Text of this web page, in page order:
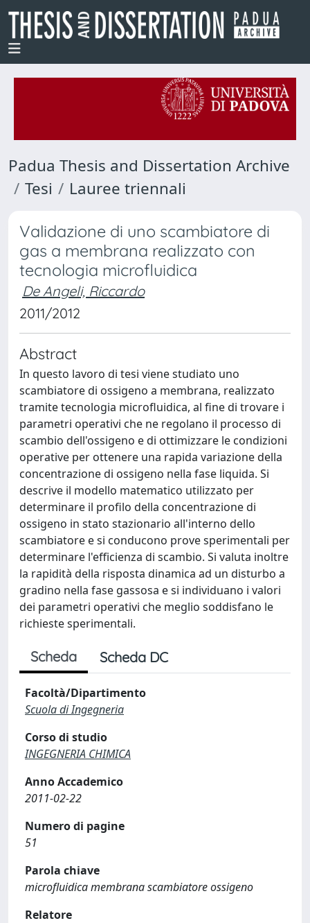
Padua Thesis and Dissertation Archive
Tesi
Lauree triennali
Validazione di uno scambiatore di
gas a membrana realizzato con
tecnologia microfluidica
De Angeli, Riccardo
2011/2012
Abstract
In questo lavoro di tesi viene studiato uno
scambiatore di ossigeno a membrana, realizzato
tramite tecnologia microfluidica, al fine di trovare i
parametri operativi che ne regolano il processo di
scambio dell'ossigeno e di ottimizzare le condizioni
operative per ottenere una rapida variazione della
concentrazione di ossigeno nella fase liquida. Si
descrive il modello matematico utilizzato per
determinare il profilo della concentrazione di
ossigeno in stato stazionario all'interno dello
scambiatore e si conducono prove sperimentali per
determinare l'efficienza di scambio. Si valuta inoltre
la rapidità della risposta dinamica ad un disturbo a
gradino nella fase gassosa e si individuano i valori
dei parametri operativi che meglio soddisfano le
richieste sperimentali.
Scheda Scheda DC
Facoltà/Dipartimento
Scuola di Ingegneria
Corso di studio
INGEGNERIA CHIMICA
Anno Accademico
2011-02-22
Numero di pagine
51
Parola chiave
microfluidica membrana scambiatore ossigeno
Relatore